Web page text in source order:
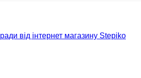
від інтернет магазину Stepiko